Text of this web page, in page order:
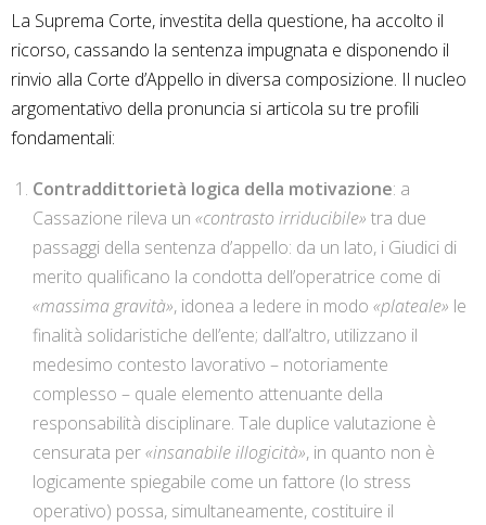
La Suprema Corte, investita della questione, ha accolto il
ricorso, cassando la sentenza impugnata e disponendo il
rinvio alla Corte d’Appello in diversa composizione. Il nucleo
argomentativo della pronuncia si articola su tre profili
fondamentali:
Contraddittorietà logica della motivazione: a
Cassazione rileva un «contrasto irriducibile» tra due
passaggi della sentenza d’appello: da un lato, i Giudici di
merito qualificano la condotta dell’operatrice come di
«massima gravità», idonea a ledere in modo «plateale» le
finalità solidaristiche dell’ente; dall’altro, utilizzano il
medesimo contesto lavorativo – notoriamente
complesso – quale elemento attenuante della
responsabilità disciplinare. Tale duplice valutazione è
censurata per«insanabile illogicità», in quanto non è
logicamente spiegabile come un fattore (lo stress
operativo) possa, simultaneamente, costituire il